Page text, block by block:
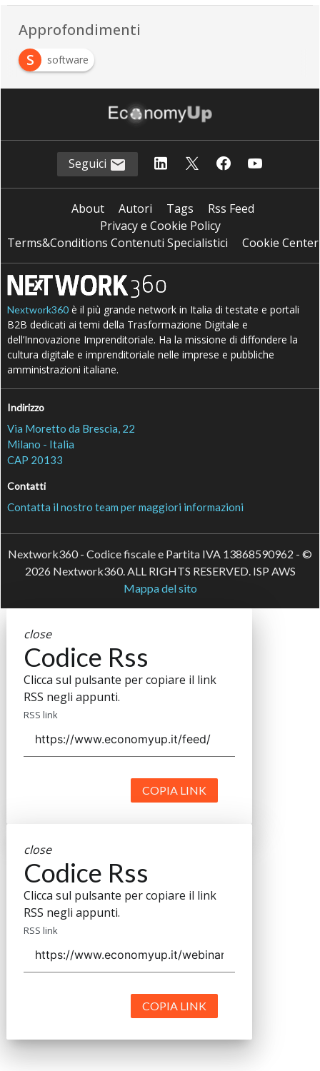
Approfondimenti
S
software
Seguici
About Autori Tags
Rss Feed
Privacy e Cookie Policy
Terms&Conditions Contenuti Specialistici
Cookie Center
Nextwork360 è il più grande network in Italia di testate e portali
B2B dedicati ai temi della Trasformazione Digitale e
dell’Innovazione Imprenditoriale. Ha la missione di diffondere la
cultura digitale e imprenditoriale nelle imprese e pubbliche
amministrazioni italiane.
Indirizzo
Via Moretto da Brescia, 22
Milano - Italia
CAP 20133
Contatti
Contatta il nostro team per maggiori informazioni
Nextwork360 - Codice fiscale e Partita IVA 13868590962 - ©
2026 Nextwork360. ALL RIGHTS RESERVED. ISP AWS
Mappa del sito
close
Codice Rss
Clicca sul pulsante per copiare il link
RSS negli appunti.
RSS link
COPIA LINK
close
Codice Rss
Clicca sul pulsante per copiare il link
RSS negli appunti.
RSS link
COPIA LINK